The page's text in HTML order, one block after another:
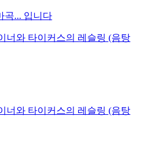
곡... 입니다
너와 타이커스의 레슬링 (음탕
너와 타이커스의 레슬링 (음탕